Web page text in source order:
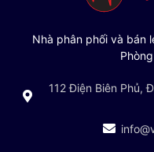
Nhà phân phối và bán
112 Điện Biên Phủ,